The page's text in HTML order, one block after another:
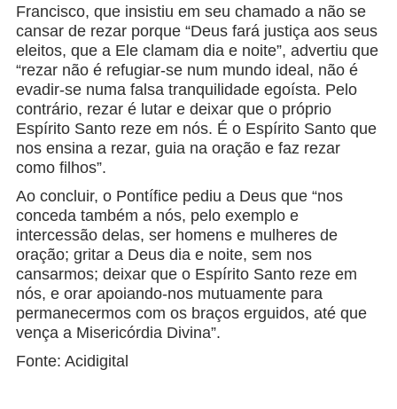
Francisco, que insistiu em seu chamado a não se
cansar de rezar porque “Deus fará justiça aos seus
eleitos, que a Ele clamam dia e noite”, advertiu que
“rezar não é refugiar-se num mundo ideal, não é
evadir-se numa falsa tranquilidade egoísta. Pelo
contrário, rezar é lutar e deixar que o próprio
Espírito Santo reze em nós. É o Espírito Santo que
nos ensina a rezar, guia na oração e faz rezar
como filhos”.
Ao concluir, o Pontífice pediu a Deus que “nos
conceda também a nós, pelo exemplo e
intercessão delas, ser homens e mulheres de
oração; gritar a Deus dia e noite, sem nos
cansarmos; deixar que o Espírito Santo reze em
nós, e orar apoiando-nos mutuamente para
permanecermos com os braços erguidos, até que
vença a Misericórdia Divina”.
Fonte: Acidigital